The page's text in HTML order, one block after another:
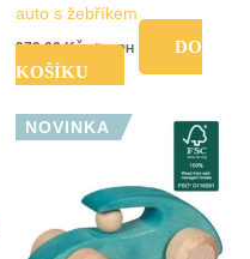
auto s žebříkem
279,00Kč vč. DPH
DO
KOŠÍKU
NOVINKA